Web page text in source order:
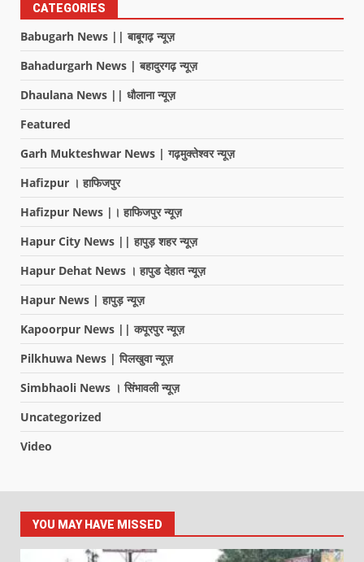
CATEGORIES
Babugarh News || बाबूगढ़ न्यूज़
Bahadurgarh News | बहादुरगढ़ न्यूज़
Dhaulana News || धौलाना न्यूज़
Featured
Garh Mukteshwar News | गढ़मुक्तेश्वर न्यूज़
Hafizpur । हाफिजपुर
Hafizpur News |। हाफिजपुर न्यूज़
Hapur City News || हापुड़ शहर न्यूज़
Hapur Dehat News । हापुड देहात न्यूज़
Hapur News | हापुड़ न्यूज़
Kapoorpur News || कपूरपुर न्यूज़
Pilkhuwa News | पिलखुवा न्यूज़
Simbhaoli News । सिंभावली न्यूज़
Uncategorized
Video
YOU MAY HAVE MISSED